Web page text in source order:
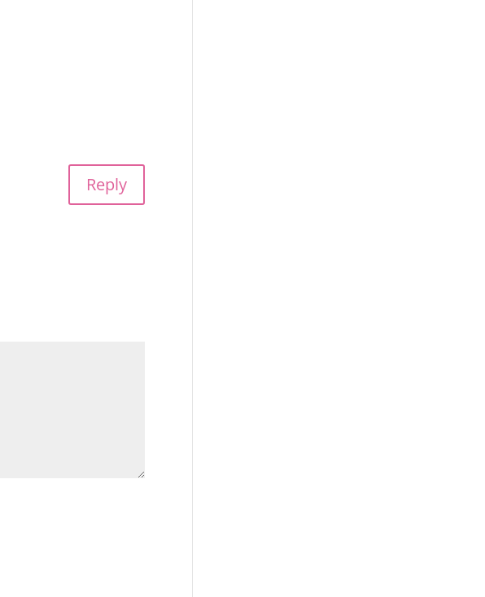
Reply